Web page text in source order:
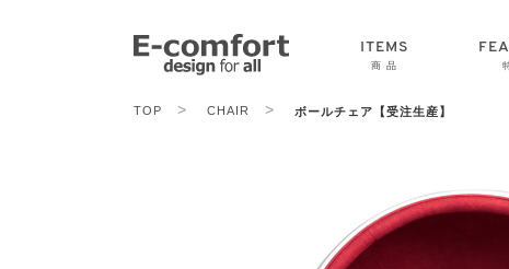
ITEMS
商 品
TOP > CHAIR > ボールチェア【受注生産】